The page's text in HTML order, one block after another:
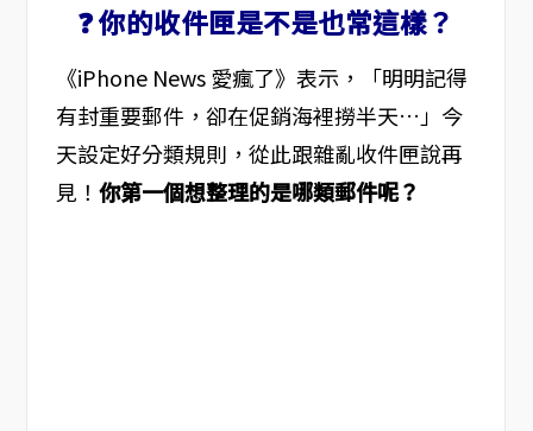
❓ 你的收件匣是不是也常這樣？
《iPhone News 愛瘋了》表示，「明明記得
有封重要郵件，卻在促銷海裡撈半天…」今
天設定好分類規則，從此跟雜亂收件匣說再
見！ 你第一個想整理的是哪類郵件呢？